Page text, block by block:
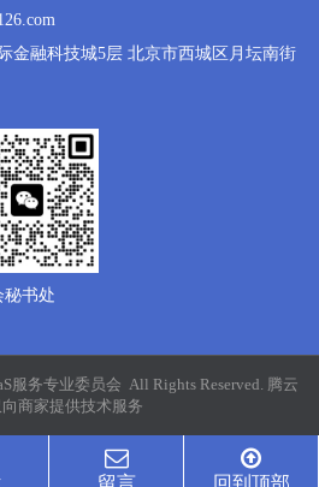
金融科技城5层 北京市西城区月坛南街
秘书处
服务专业委员会 All Rights Reserved. 腾云
商家提供技术服务
留言 回到顶部